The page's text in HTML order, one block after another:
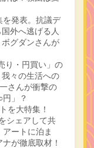
発表。抗議デ
外へ逃げる人
グダンさんが
り・円買い」の
々の生活への
さんが衝撃の
」？
を大特集！
シェアして共
ートに泊ま
が徹底取材！